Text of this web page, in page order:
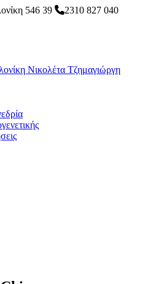
546 39
2310 827 040
Νικολέτα Τζημαγιώργη